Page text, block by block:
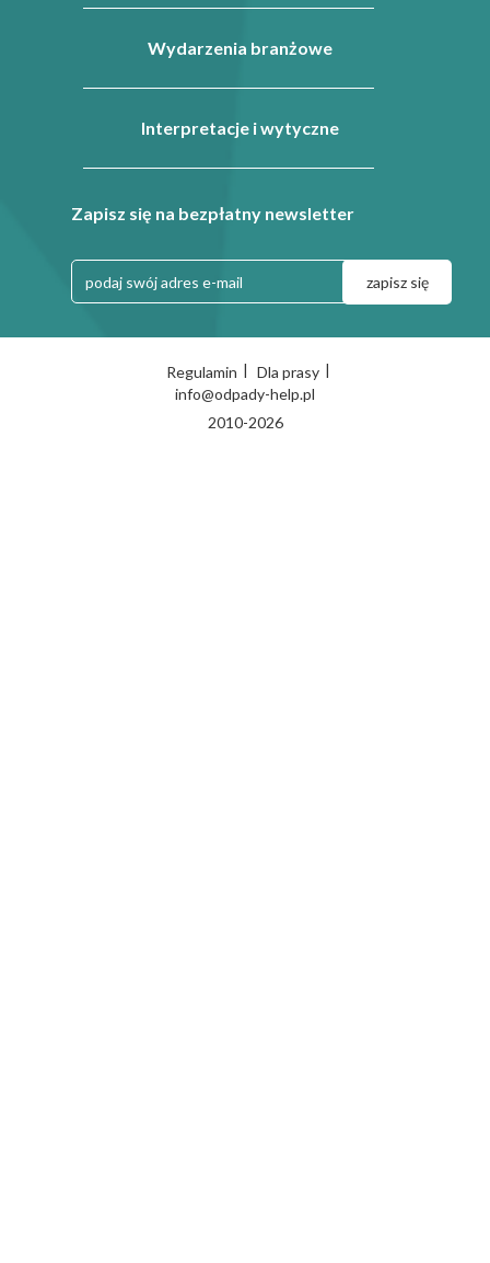
Wydarzenia branżowe
Interpretacje i wytyczne
Zapisz się na bezpłatny newsletter
Regulamin | Dla prasy |
info@odpady-help.pl
2010-2026